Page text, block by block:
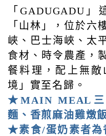
「GADUGADU
「山林」，位於六
峽、巴士海峽、太
食材、時令農產，
餐料理，配上無
境」實至名歸。
★MAIN MEAL三
麵、香煎麻油雞燉
★素食/蛋奶素者為